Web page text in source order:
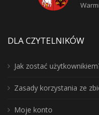
DLA CZYTELNIKÓW
Jak zostać
Zasady korzystania ze
Moje konto